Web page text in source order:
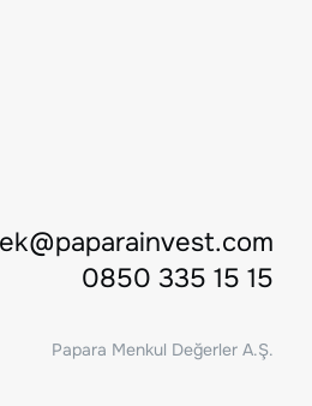
0850 335 15 15
Papara Menkul Değerler A.Ş.